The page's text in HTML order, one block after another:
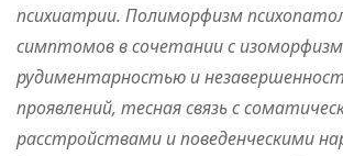
психиатрии. Полиморфизм
симптомов в сочетании с
рудиментарностью и
проявлений, тесная связь с
расстройствами и поведенческими